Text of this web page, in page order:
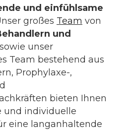
und einfühlsame
großes Team von
und
sowie unser
Team bestehend aus
Prophylaxe-,
bieten Ihnen
und individuelle
eine langanhaltende